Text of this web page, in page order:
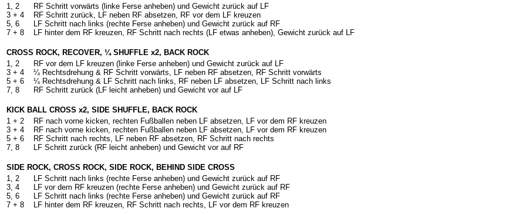
1, 2
3 + 4
5, 6
7 + 8
RF Schritt vorwärts (linke Ferse anheben) und Gewicht zurück auf LF
RF Schritt zurück, LF neben RF absetzen, RF vor dem LF kreuzen
LF Schritt nach links (rechte Ferse anheben) und Gewicht zurück auf RF
LF hinter dem RF kreuzen, RF Schritt nach rechts (LF etwas anheben), Gewicht zurück auf LF
CROSS ROCK, RECOVER, ¼ SHUFFLE x2, BACK ROCK
1, 2
3 + 4
5 + 6
7, 8
RF vor dem LF kreuzen (linke Ferse anheben) und Gewicht zurück auf LF
¼ Rechtsdrehung & RF Schritt vorwärts, LF neben RF absetzen, RF Schritt vorwärts
¼ Rechtsdrehung & LF Schritt nach links, RF neben LF absetzen, LF Schritt nach links
RF Schritt zurück (LF leicht anheben) und Gewicht vor auf LF
KICK BALL CROSS x2, SIDE SHUFFLE, BACK ROCK
1 + 2
3 + 4
5 + 6
7, 8
RF nach vorne kicken, rechten Fußballen neben LF absetzen, LF vor dem RF kreuzen
RF nach vorne kicken, rechten Fußballen neben LF absetzen, LF vor dem RF kreuzen
RF Schritt nach rechts, LF neben RF absetzen, RF Schritt nach rechts
LF Schritt zurück (RF leicht anheben) und Gewicht vor auf RF
SIDE ROCK, CROSS ROCK, SIDE ROCK, BEHIND SIDE CROSS
1, 2
3, 4
5, 6
7 + 8
LF Schritt nach links (rechte Ferse anheben) und Gewicht zurück auf RF
LF vor dem RF kreuzen (rechte Ferse anheben) und Gewicht zurück auf RF
LF Schritt nach links (rechte Ferse anheben) und Gewicht zurück auf RF
LF hinter dem RF kreuzen, RF Schritt nach rechts, LF vor dem RF kreuzen